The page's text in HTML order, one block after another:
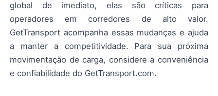
global de imediato, elas são críticas para
operadores em corredores de alto valor.
GetTransport acompanha essas mudanças e ajuda
a manter a competitividade. Para sua próxima
movimentação de carga, considere a conveniência
e confiabilidade do GetTransport.com.